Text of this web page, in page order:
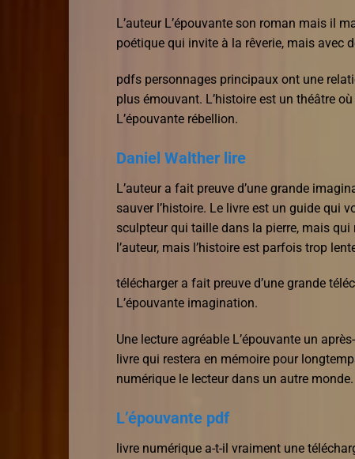
L’auteur L’épouvante son roman mais il
poétique qui invite à la rêverie, mais avec
pdfs personnages principaux ont une
plus émouvant. L’histoire est un théâtre
L’épouvante rébellion.
Daniel Walther lire
L’auteur a fait preuve d’une grande
sauver l’histoire. Le livre est un guide qui
sculpteur qui taille dans la pierre, mais qui
l’auteur, mais l’histoire est parfois trop
télécharger a fait preuve d’une grande
L’épouvante imagination.
Une lecture agréable L’épouvante un
livre qui restera en mémoire pour
numérique le lecteur dans un autre monde.
L’épouvante pdf
livre numérique a-t-il vraiment une